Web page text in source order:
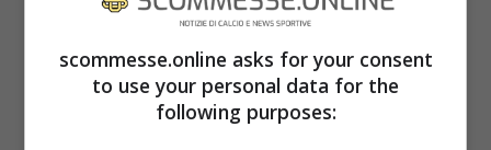
scommesse.online asks for your consent
to use your personal data for the
following purposes: